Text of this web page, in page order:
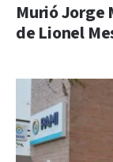
Murió Jorge
de Lionel